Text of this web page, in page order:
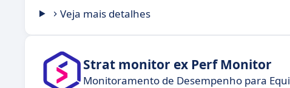
Veja mais detalhes
Strat monitor ex Perf Monitor
Monitoramento de Desempenho para